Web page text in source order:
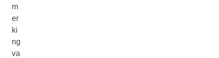
m
er
ki
ng
va